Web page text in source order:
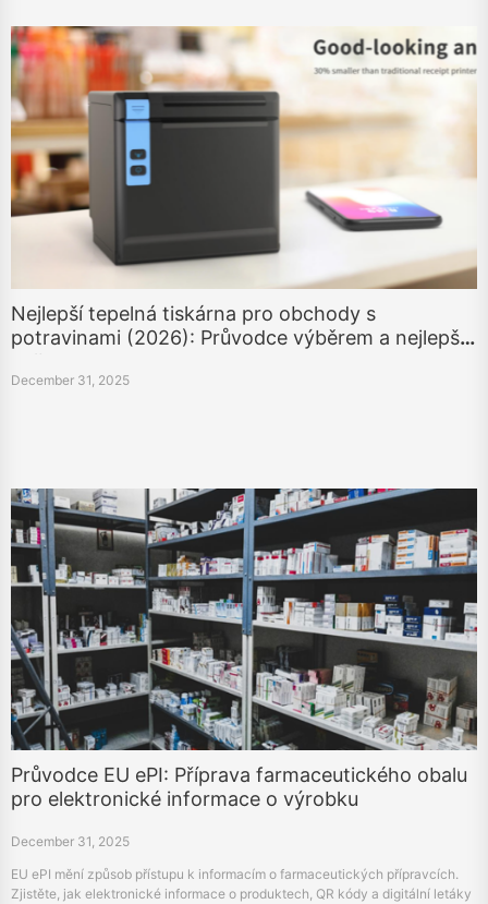
Nejlepší tepelná tiskárna pro obchody s
potravinami (2026): Průvodce výběrem a nejlepší
December 31, 2025
Průvodce EU ePI: Příprava farmaceutického obalu
pro elektronické informace o výrobku
December 31, 2025
EU ePI mění způsob přístupu k informacím o farmaceutických přípravcích.
Zjistěte, jak elektronické informace o produktech, QR kódy a digitální letáky